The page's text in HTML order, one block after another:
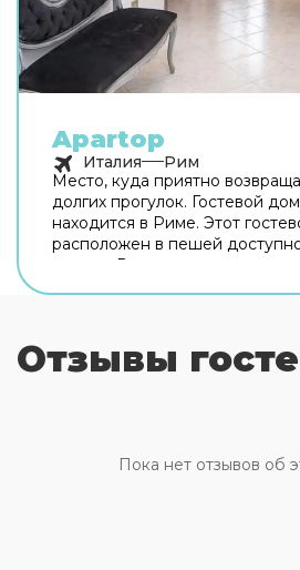
Apartop
Италия
Рим
Место, куда приятно
долгих прогулок. Гостевой
находится в Риме. Этот
расположен в пешей
города. Рядом с гостевым
В гостевом доме есть
путешественников на машине
передвижения возможна
трансфера. Доступная среда:
Отзывы
Пока нет отзывов об